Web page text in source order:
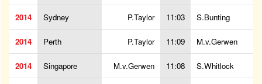
2014 Sydney P.Taylor 11:03 S.Bunting
2014 Perth P.Taylor 11:09 M.v.Gerwen
2014 Singapore M.v.Gerwen 11:08 S.Whitlock